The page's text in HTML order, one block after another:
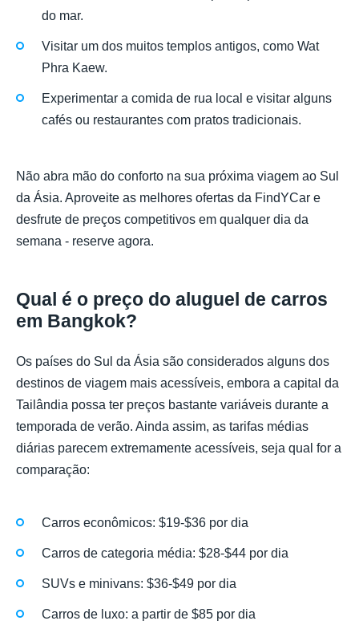
do mar.
Visitar um dos muitos templos antigos, como Wat
Phra Kaew.
Experimentar a comida de rua local e visitar alguns
cafés ou restaurantes com pratos tradicionais.
Não abra mão do conforto na sua próxima viagem ao Sul
da Ásia. Aproveite as melhores ofertas da FindYCar e
desfrute de preços competitivos em qualquer dia da
semana - reserve agora.
Qual é o preço do aluguel de carros
em Bangkok?
Os países do Sul da Ásia são considerados alguns dos
destinos de viagem mais acessíveis, embora a capital da
Tailândia possa ter preços bastante variáveis durante a
temporada de verão. Ainda assim, as tarifas médias
diárias parecem extremamente acessíveis, seja qual for a
comparação:
Carros econômicos: $19-$36 por dia
Carros de categoria média: $28-$44 por dia
SUVs e minivans: $36-$49 por dia
Carros de luxo: a partir de $85 por dia